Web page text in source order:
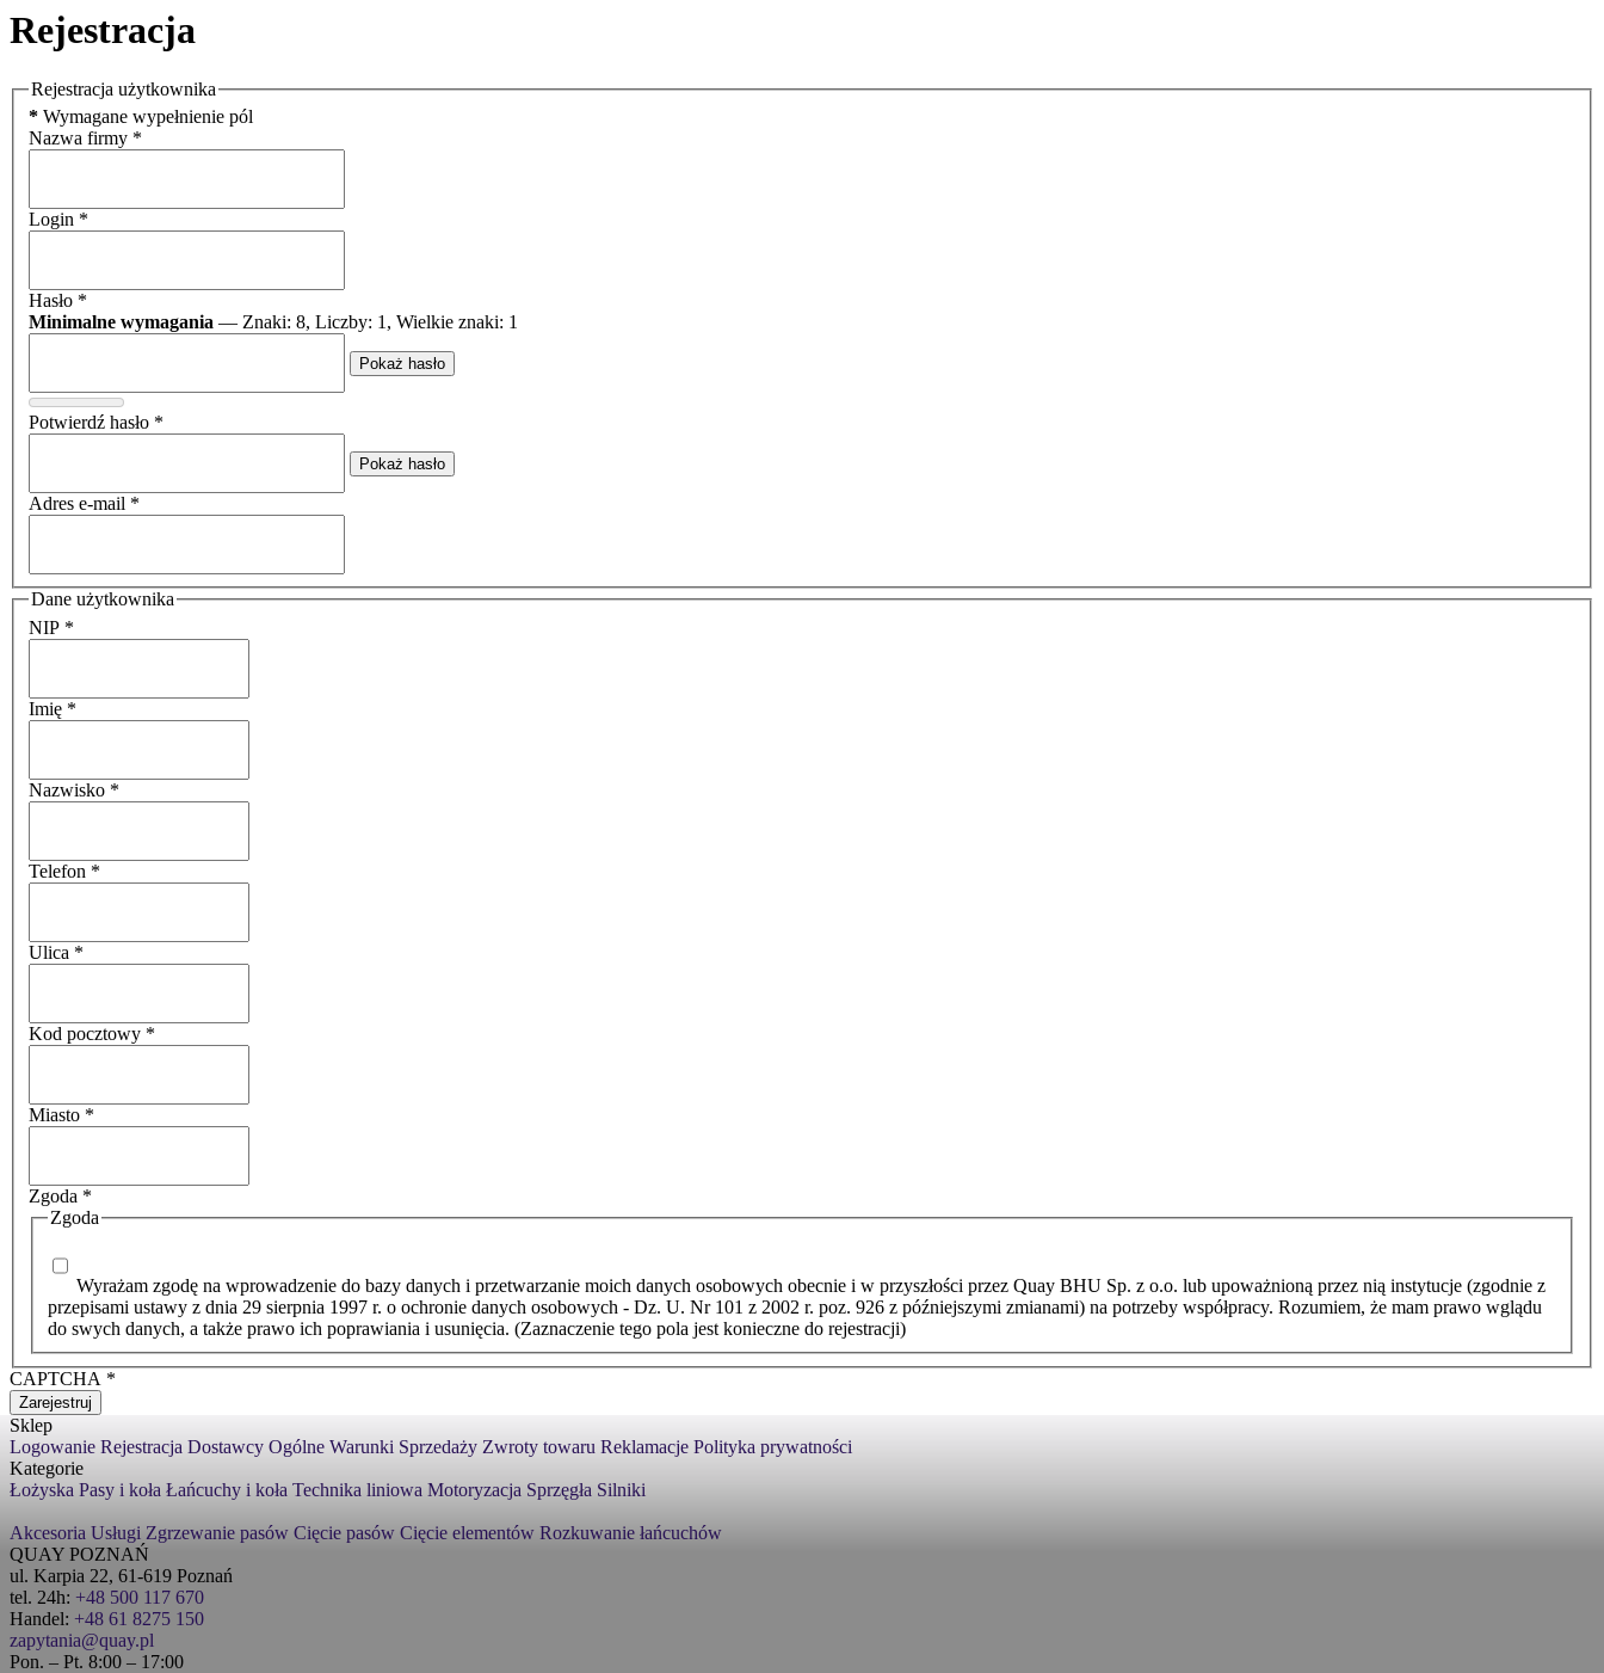
Rejestracja
Rejestracja użytkownika
* Wymagane wypełnienie pól
Nazwa firmy *
Login *
Hasło *
Minimalne wymagania — Znaki: 8, Liczby: 1, Wielkie znaki: 1
Pokaż hasło
Potwierdź hasło *
Pokaż hasło
Adres e-mail *
Dane użytkownika
NIP *
Imię *
Nazwisko *
Telefon *
Ulica *
Kod pocztowy *
Miasto *
Zgoda *
Zgoda
Wyrażam zgodę na wprowadzenie do bazy danych i przetwarzanie moich danych osobowych obecnie i w przyszłości przez Quay BHU Sp. z o.o. lub upoważnioną przez nią instytucje (zgodnie z
przepisami ustawy z dnia 29 sierpnia 1997 r. o ochronie danych osobowych - Dz. U. Nr 101 z 2002 r. poz. 926 z późniejszymi zmianami) na potrzeby współpracy. Rozumiem, że mam prawo wglądu
do swych danych, a także prawo ich poprawiania i usunięcia. (Zaznaczenie tego pola jest konieczne do rejestracji)
CAPTCHA *
Zarejestruj
Sklep
Logowanie Rejestracja Dostawcy Ogólne Warunki Sprzedaży Zwroty towaru Reklamacje Polityka prywatności
Kategorie
Łożyska Pasy i koła Łańcuchy i koła Technika liniowa Motoryzacja Sprzęgła Silniki
Akcesoria Usługi Zgrzewanie pasów Cięcie pasów Cięcie elementów Rozkuwanie łańcuchów
QUAY POZNAŃ
ul. Karpia 22, 61-619 Poznań
tel. 24h: +48 500 117 670
Handel: +48 61 8275 150
zapytania@quay.pl
Pon. – Pt. 8:00 – 17:00